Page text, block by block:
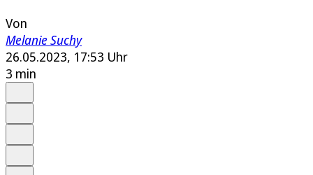
Von
Melanie Suchy
26.05.2023, 17:53 Uhr
3 min